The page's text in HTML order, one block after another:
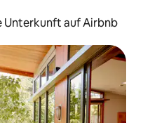
Unterkunft auf Airbnb